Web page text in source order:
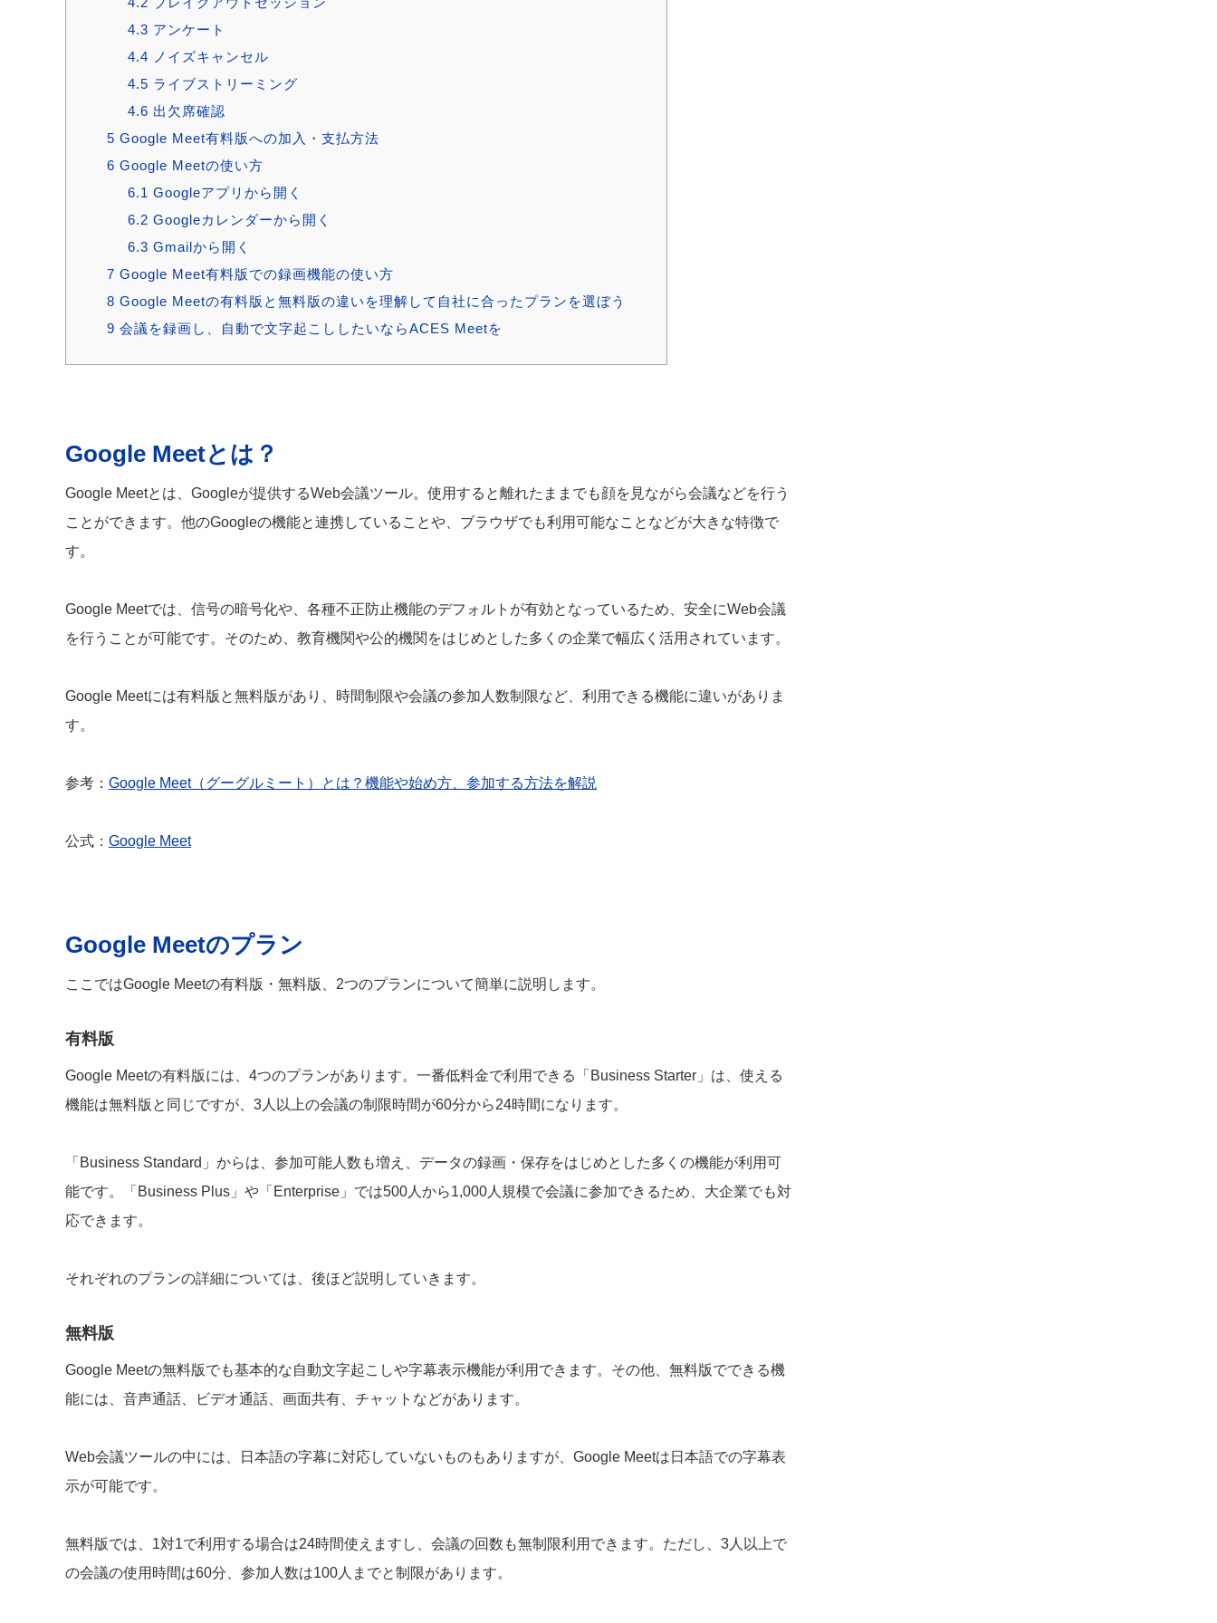
4.3 アンケート
4.4 ノイズキャンセル
4.5 ライブストリーミング
4.6 出欠席確認
5 Google Meet有料版への加入・支払方法
6 Google Meetの使い方
6.1 Googleアプリから開く
6.2 Googleカレンダーから開く
6.3 Gmailから開く
7 Google Meet有料版での録画機能の使い方
8 Google Meetの有料版と無料版の違いを理解して自社に合ったプランを選ぼう
9 会議を録画し、自動で文字起こししたいならACES Meetを
Google Meetとは？
Google Meetとは、Googleが提供するWeb会議ツール。使用すると離れたままでも顔を見ながら会議などを行う
ことができます。他のGoogleの機能と連携していることや、ブラウザでも利用可能なことなどが大きな特徴で
す。
Google Meetでは、信号の暗号化や、各種不正防止機能のデフォルトが有効となっているため、安全にWeb会議
を行うことが可能です。そのため、教育機関や公的機関をはじめとした多くの企業で幅広く活用されています。
Google Meetには有料版と無料版があり、時間制限や会議の参加人数制限など、利用できる機能に違いがありま
す。
参考： Google Meet（グーグルミート）とは？機能や始め方、参加する方法を解説
公式： Google Meet
Google Meetのプラン
ここではGoogle Meetの有料版・無料版、2つのプランについて簡単に説明します。
有料版
Google Meetの有料版には、4つのプランがあります。一番低料金で利用できる「Business Starter」は、使える
機能は無料版と同じですが、3人以上の会議の制限時間が60分から24時間になります。
「Business Standard」からは、参加可能人数も増え、データの録画・保存をはじめとした多くの機能が利用可
能です。「Business Plus」や「Enterprise」では500人から1,000人規模で会議に参加できるため、大企業でも対
応できます。
それぞれのプランの詳細については、後ほど説明していきます。
無料版
Google Meetの無料版でも基本的な自動文字起こしや字幕表示機能が利用できます。その他、無料版でできる機
能には、音声通話、ビデオ通話、画面共有、チャットなどがあります。
Web会議ツールの中には、日本語の字幕に対応していないものもありますが、Google Meetは日本語での字幕表
示が可能です。
無料版では、1対1で利用する場合は24時間使えますし、会議の回数も無制限利用できます。ただし、3人以上で
の会議の使用時間は60分、参加人数は100人までと制限があります。